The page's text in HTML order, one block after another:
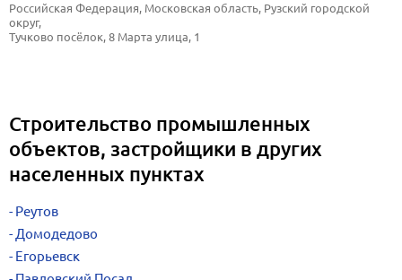
Российская Федерация, Московская область, Рузский городской
округ,
Тучково посёлок, 8 Марта улица, 1
Строительство промышленных
объектов, застройщики в других
населенных пунктах
Реутов
Домодедово
Егорьевск